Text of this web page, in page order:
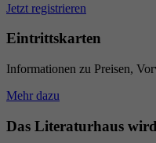
Jetzt registrieren
Eintrittskarten
Informationen zu Preisen,
Mehr dazu
Das Literaturhaus